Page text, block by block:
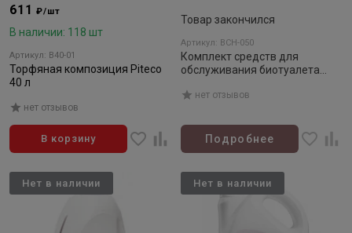
611₽/шт
В наличии: 118 шт
Артикул: B40-01
Торфяная композиция Piteco
40 л
нет отзывов
В корзину
Товар закончился
Артикул: BCH-050
Комплект средств для
обслуживания биотуалета
нет отзывов
Подробнее
Нет в наличии Нет в наличии